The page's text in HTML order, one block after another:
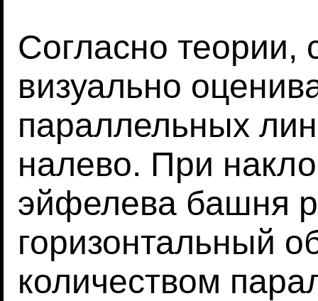
Согласно теории,
визуально
параллельных
налево. При
эйфелева башня
горизонтальный
количеством